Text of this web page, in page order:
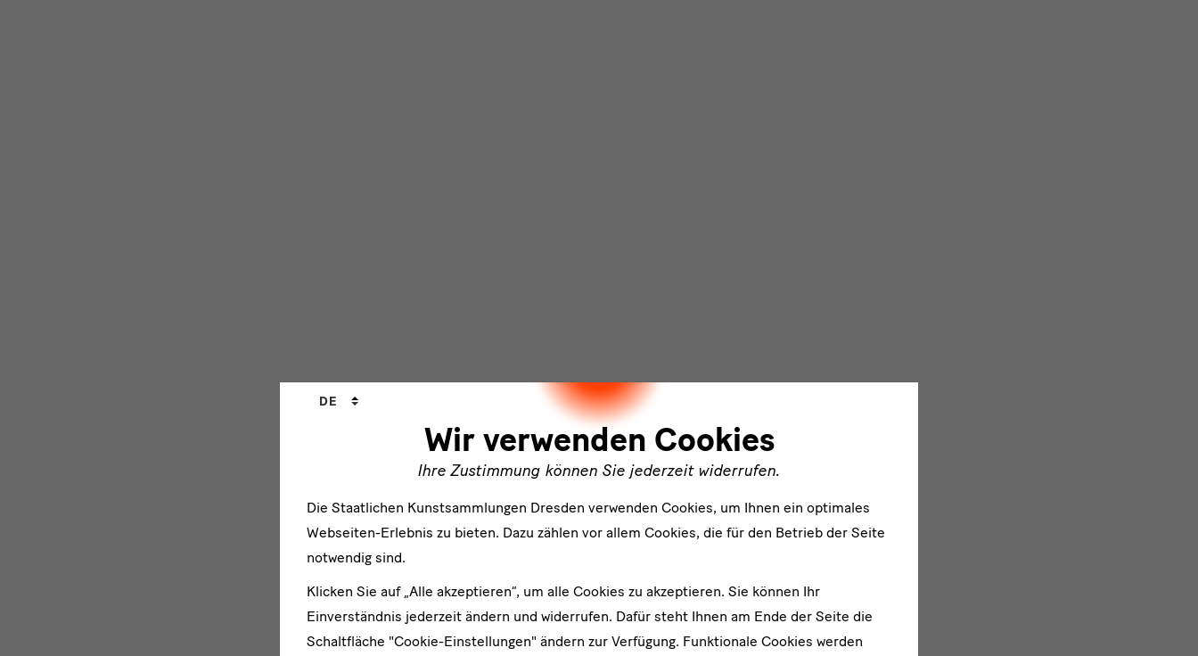
Wir verwenden Cookies
Ihre Zustimmung können Sie jederzeit widerrufen.
Sprachwechsler
DE
Die Staatlichen Kunstsammlungen Dresden verwenden Cookies, um Ihnen ein optimales
Webseiten-Erlebnis zu bieten. Dazu zählen vor allem Cookies, die für den Betrieb der Seite
notwendig sind.
Klicken Sie auf „Alle akzeptieren“, um alle Cookies zu akzeptieren. Sie können Ihr
Einverständnis jederzeit ändern und widerrufen. Dafür steht Ihnen am Ende der Seite die
Schaltfläche "Cookie-Einstellungen" ändern zur Verfügung. Funktionale Cookies werden